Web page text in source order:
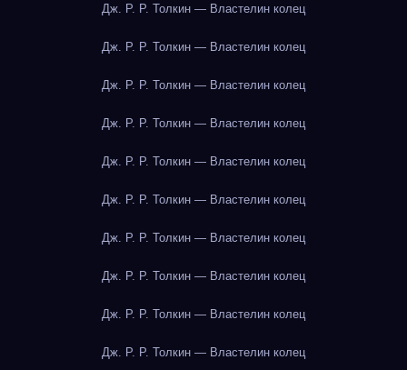
Дж. Р. Р. Толкин — Властелин колец
Дж. Р. Р. Толкин — Властелин колец
Дж. Р. Р. Толкин — Властелин колец
Дж. Р. Р. Толкин — Властелин колец
Дж. Р. Р. Толкин — Властелин колец
Дж. Р. Р. Толкин — Властелин колец
Дж. Р. Р. Толкин — Властелин колец
Дж. Р. Р. Толкин — Властелин колец
Дж. Р. Р. Толкин — Властелин колец
Дж. Р. Р. Толкин — Властелин колец